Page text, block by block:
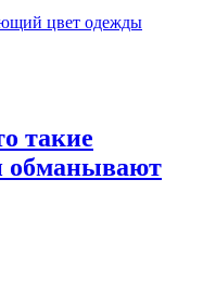
цвет одежды
такие
обманывают